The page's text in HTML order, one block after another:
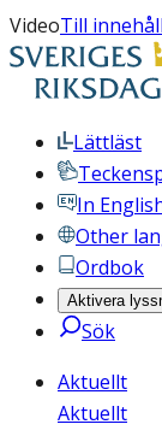
VideoTill
Lättläst
In
Other
Ordbok
Aktivera
Sök
Aktuellt
Aktuellt